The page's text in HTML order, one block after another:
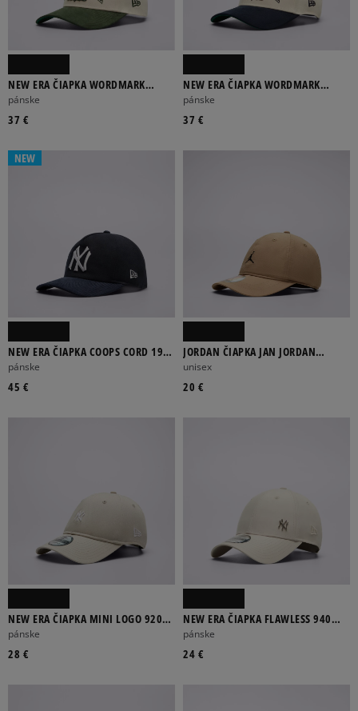
NEW ERA ČIAPKA WORDMARK
SUEDE EFRAME NYY NEW YORK
YANKEES
pánske
37 €
NEW ERA ČIAPKA WORDMARK
SUEDE EFRAME NYY NEW YORK
YANKEES
pánske
37 €
NEW
NEW ERA ČIAPKA COOPS CORD 1920
NYY NEW YORK YANKEES
pánske
45 €
JORDAN ČIAPKA JAN JORDAN
ESSENTIALS CAP
unisex
20 €
NEW ERA ČIAPKA MINI LOGO 920
NYY NEW YORK YANKEES
pánske
28 €
NEW ERA ČIAPKA FLAWLESS 940
NYY NEW YORK YANKEES
pánske
24 €